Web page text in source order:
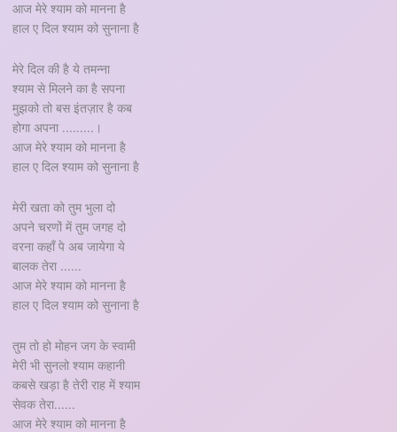
आज मेरे श्याम को मानना है
हाल ए दिल श्याम को सुनाना है
मेरे दिल की है ये तमन्ना
श्याम से मिलने का है सपना
मुझको तो बस इंतज़ार है कब
होगा अपना .........।
आज मेरे श्याम को मानना है
हाल ए दिल श्याम को सुनाना है
मेरी खता को तुम भुला दो
अपने चरणों में तुम जगह दो
वरना कहाँ पे अब जायेगा ये
बालक तेरा ......
आज मेरे श्याम को मानना है
हाल ए दिल श्याम को सुनाना है
तुम तो हो मोहन जग के स्वामी
मेरी भी सुनलो श्याम कहानी
कबसे खड़ा है तेरी राह में श्याम
सेवक तेरा......
आज मेरे श्याम को मानना है